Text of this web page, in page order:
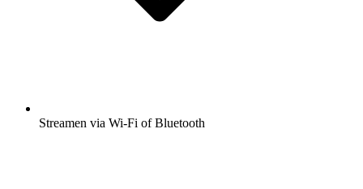
Streamen via Wi-Fi of Bluetooth